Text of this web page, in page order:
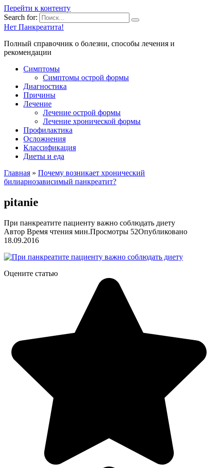
Перейти к контенту
Search for:
Нет Панкреатита!
Полный справочник о болезни, способы лечения и
рекомендации
Симптомы
Симптомы острой формы
Диагностика
Причины
Лечение
Лечение острой формы
Лечение хронической формы
Профилактика
Осложнения
Классификация
Диеты и еда
Главная » Почему возникает хронический
билиарнозависимый панкреатит?
pitanie
При панкреатите пациенту важно соблюдать диету
Автор Время чтения мин.Просмотры 52Опубликовано
18.09.2016
Оцените статью